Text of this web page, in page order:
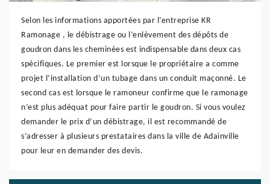
Selon les informations apportées par l’entreprise KR
Ramonage , le débistrage ou l’enlèvement des dépôts de
goudron dans les cheminées est indispensable dans deux cas
spécifiques. Le premier est lorsque le propriétaire a comme
projet l’installation d’un tubage dans un conduit maçonné. Le
second cas est lorsque le ramoneur confirme que le ramonage
n’est plus adéquat pour faire partir le goudron. Si vous voulez
demander le prix d’un débistrage, il est recommandé de
s’adresser à plusieurs prestataires dans la ville de Adainville
pour leur en demander des devis.